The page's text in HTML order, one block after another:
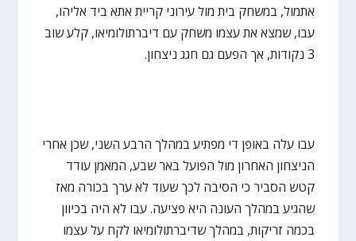
אתמול, במשחק בית מול עירוני קריית אתא ביד אליהו,
עבו, שמצא את עצמו משחק עם דיברתולומיאו, קלע שוב
3 נקודות, אך הפעם גם חגג ניצחון.
עבו עלה באופן די מפתיע במהלך הרבע השני, שכן אחרי
הניצחון האחרון מול הפועל באר שבע, המאמן עודד
קטש הסביר כי הסיבה לכך שעוד לא ערך בכורה מאז
שהגיע במהלך העונה היא פציעה. עבו לא היה בכיוון
בכמה זריקות, במהלך שדיברתולומיאו לקח על עצמו